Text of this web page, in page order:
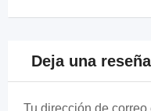
Deja una reseña